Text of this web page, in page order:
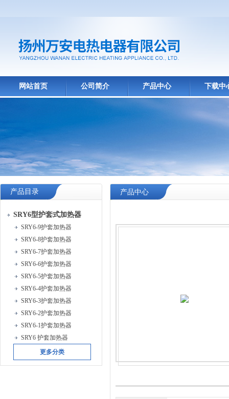
网站首页 公司简介 产品中心 下载中
产品目录
SRY6型护套式加热器
SRY6-9护套加热器
SRY6-8护套加热器
SRY6-7护套加热器
SRY6-6护套加热器
SRY6-5护套加热器
SRY6-4护套加热器
SRY6-3护套加热器
SRY6-2护套加热器
SRY6-1护套加热器
SRY6 护套加热器
更多分类
产品中心